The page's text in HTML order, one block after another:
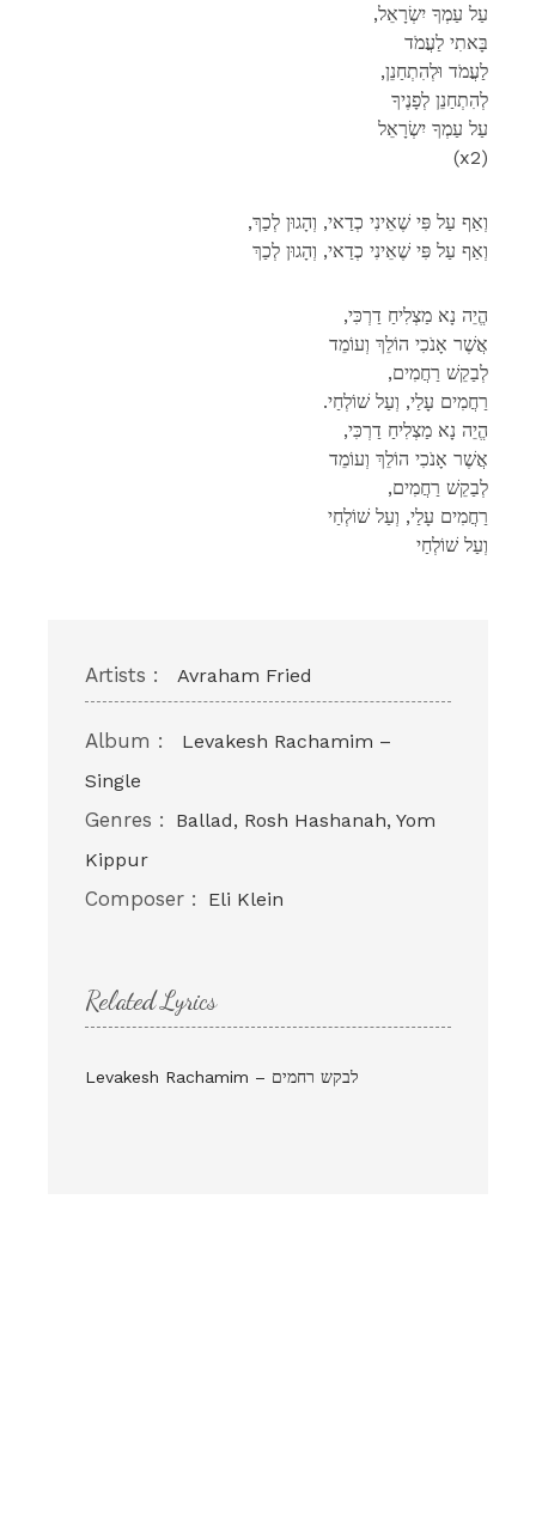
,עַל עַמְךָ יִשְׂרָאֵל
בָּאתִי לַעֲמֹד
,לַעֲמֹד וּלְהִתְחַנֵן
לְהִתְחַנֵן לְפָנֶיךָ
עַל עַמְךָ יִשְׂרָאֵל
(x2)
,וְאַף עַל פִּי שֶׁאֵינִי כְדַאי, וְהָגוּן לְכַךְ
וְאַף עַל פִּי שֶׁאֵינִי כְדַאי, וְהָגוּן לְכַךְ
,הֱיֵה נָא מַצְלִיחַ דַרְכִּי
אֲשֶׁר אָנֹכִי הוֹלֵךְ וְעוֹמֵד
,לְבַקֵשׁ רַחֲמִים
.רַחֲמִים עָלַי, וְעַל שׁוֹלְחַי
,הֱיֵה נָא מַצְלִיחַ דַרְכִּי
אֲשֶׁר אָנֹכִי הוֹלֵךְ וְעוֹמֵד
,לְבַקֵשׁ רַחֲמִים
רַחֲמִים עָלַי, וְעַל שׁוֹלְחַי
וְעַל שׁוֹלְחַי
Artists : Avraham Fried
Album :
Levakesh Rachamim –
Single
Genres :
Ballad, Rosh Hashanah, Yom
Kippur
Composer : Eli Klein
Related Lyrics
Levakesh Rachamim – לבקש רחמים